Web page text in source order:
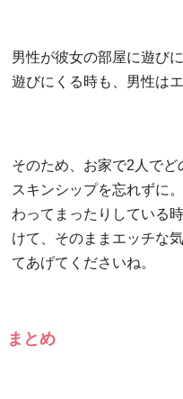
男性が彼女の部屋に遊び
遊びにくる時も、男性は
そのため、お家で2人でど
スキンシップを忘れずに
わってまったりしている
けて、そのままエッチな
てあげてくださいね。
まとめ